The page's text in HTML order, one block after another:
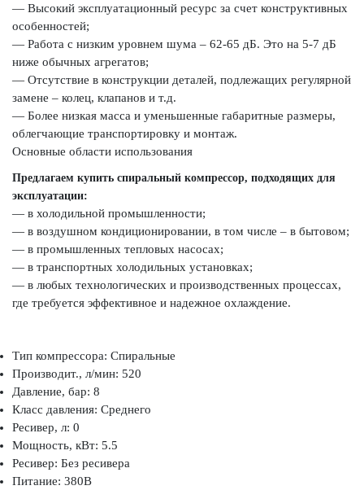
— Высокий эксплуатационный ресурс за счет конструктивных
особенностей;
— Работа с низким уровнем шума – 62-65 дБ. Это на 5-7 дБ
ниже обычных агрегатов;
— Отсутствие в конструкции деталей, подлежащих регулярной
замене – колец, клапанов и т.д.
— Более низкая масса и уменьшенные габаритные размеры,
облегчающие транспортировку и монтаж.
Основные области использования
Предлагаем купить спиральный компрессор, подходящих для
эксплуатации:
— в холодильной промышленности;
— в воздушном кондиционировании, в том числе – в бытовом;
— в промышленных тепловых насосах;
— в транспортных холодильных установках;
— в любых технологических и производственных процессах,
где требуется эффективное и надежное охлаждение.
Тип компрессора: Спиральные
Производит., л/мин: 520
Давление, бар: 8
Класс давления: Среднего
Ресивер, л: 0
Мощность, кВт: 5.5
Ресивер: Без ресивера
Питание: 380В